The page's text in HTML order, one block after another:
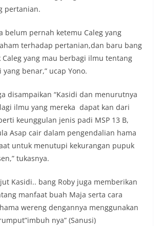
pertanian.
belum pernah ketemu Caleg yang
terhadap pertanian,dan baru bang
Caleg yang mau berbagi ilmu tentang
benar,” ucap Yono.
disampaikan “Kasidi dan menurutnya
ilmu yang mereka dapat kan dari
keunggulan jenis padi MSP 13 B,
Asap cair dalam pengendalian hama
untuk menutupi kekurangan pupuk
tukasnya.
Kasidi.. bang Roby juga memberikan
manfaat buah Maja serta cara
wereng dengannya menggunakan
nya” (Sanusi)